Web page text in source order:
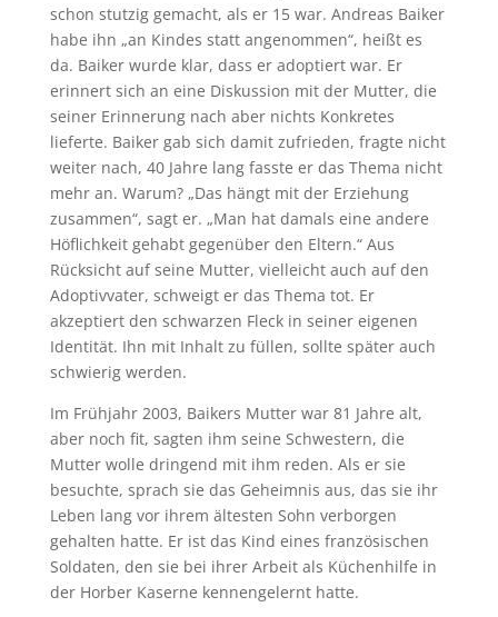
schon stutzig gemacht, als er 15 war. Andreas Baiker
habe ihn „an Kindes statt angenommen“, heißt es
da. Baiker wurde klar, dass er adoptiert war. Er
erinnert sich an eine Diskussion mit der Mutter, die
seiner Erinnerung nach aber nichts Konkretes
lieferte. Baiker gab sich damit zufrieden, fragte nicht
weiter nach, 40 Jahre lang fasste er das Thema nicht
mehr an. Warum? „Das hängt mit der Erziehung
zusammen“, sagt er. „Man hat damals eine andere
Höflichkeit gehabt gegenüber den Eltern.“ Aus
Rücksicht auf seine Mutter, vielleicht auch auf den
Adoptivvater, schweigt er das Thema tot. Er
akzeptiert den schwarzen Fleck in seiner eigenen
Identität. Ihn mit Inhalt zu füllen, sollte später auch
schwierig werden.
Im Frühjahr 2003, Baikers Mutter war 81 Jahre alt,
aber noch fit, sagten ihm seine Schwestern, die
Mutter wolle dringend mit ihm reden. Als er sie
besuchte, sprach sie das Geheimnis aus, das sie ihr
Leben lang vor ihrem ältesten Sohn verborgen
gehalten hatte. Er ist das Kind eines französischen
Soldaten, den sie bei ihrer Arbeit als Küchenhilfe in
der Horber Kaserne kennengelernt hatte.